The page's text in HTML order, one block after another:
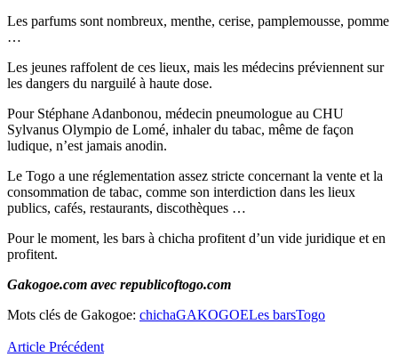
Les parfums sont nombreux, menthe, cerise, pamplemousse, pomme
…
Les jeunes raffolent de ces lieux, mais les médecins préviennent sur
les dangers du narguilé à haute dose.
Pour Stéphane Adanbonou, médecin pneumologue au CHU
Sylvanus Olympio de Lomé, inhaler du tabac, même de façon
ludique, n’est jamais anodin.
Le Togo a une réglementation assez stricte concernant la vente et la
consommation de tabac, comme son interdiction dans les lieux
publics, cafés, restaurants, discothèques …
Pour le moment, les bars à chicha profitent d’un vide juridique et en
profitent.
Gakogoe.com avec republicoftogo.com
Mots clés de Gakogoe: chichaGAKOGOELes barsTogo
Article Précédent